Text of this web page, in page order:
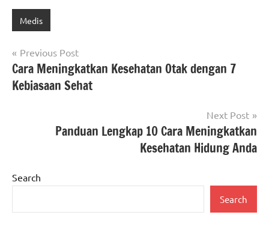
Medis
Post
navigation
Previous Post
Cara Meningkatkan Kesehatan Otak dengan 7
Kebiasaan Sehat
Next Post
Panduan Lengkap 10 Cara Meningkatkan
Kesehatan Hidung Anda
Search
Search